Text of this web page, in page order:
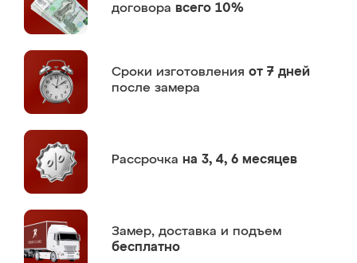
договора всего 10%
Сроки изготовления от 7 дней
после замера
Рассрочка на 3, 4, 6 месяцев
Замер, доставка и подъем
бесплатно